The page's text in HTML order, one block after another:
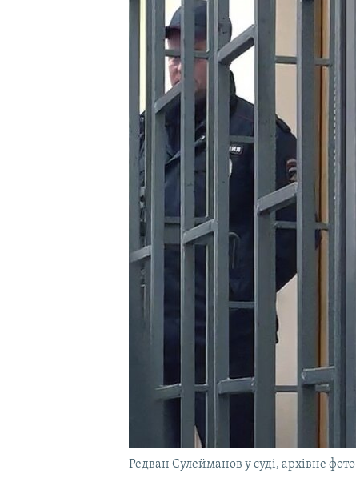
УКРАЇНСЬКА ПРОБЛЕМА КРИМУ
Редван Сулейманов у суді, архівне фото